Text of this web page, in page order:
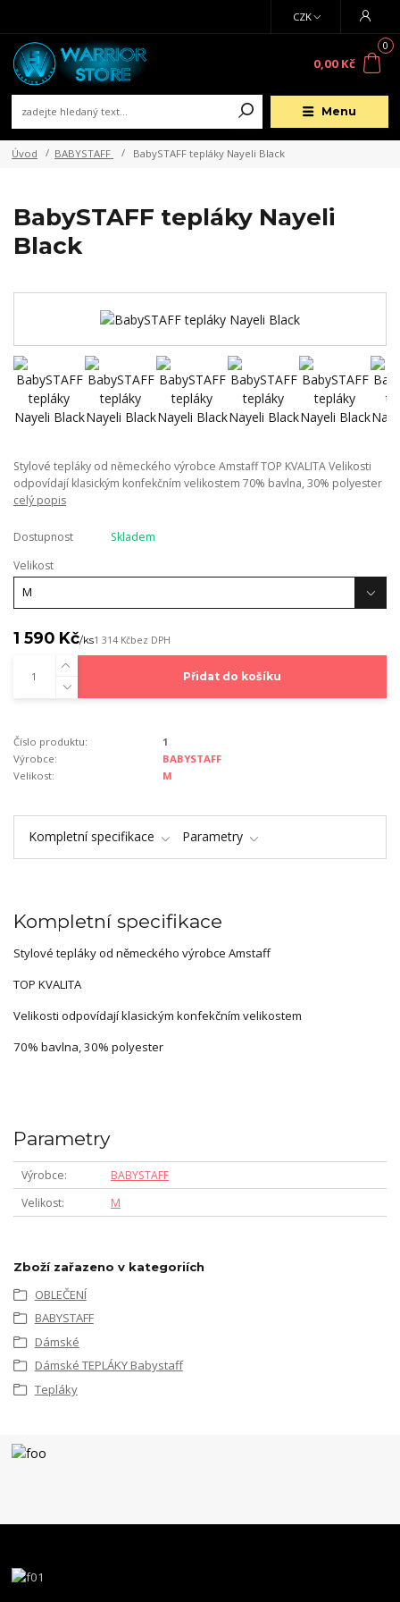
Menu
CZK
0
0,00 Kč
Úvod BABYSTAFF BabySTAFF tepláky Nayeli Black
BabySTAFF tepláky Nayeli
Black
Stylové tepláky od německého výrobce Amstaff TOP KVALITA Velikosti
odpovídají klasickým konfekčním velikostem 70% bavlna, 30% polyester
celý popis
Dostupnost
Skladem
Velikost
1 590 Kč/ks1 314 Kčbez DPH
Přidat do košíku
Číslo produktu:
1
Výrobce:
BABYSTAFF
Velikost:
M
Kompletní specifikace Parametry
Kompletní specifikace
Stylové tepláky od německého výrobce Amstaff
TOP KVALITA
Velikosti odpovídají klasickým konfekčním velikostem
70% bavlna, 30% polyester
Parametry
Výrobce
BABYSTAFF
Velikost
M
Zboží zařazeno v kategoriích
OBLEČENÍ
BABYSTAFF
Dámské
Dámské TEPLÁKY Babystaff
Tepláky